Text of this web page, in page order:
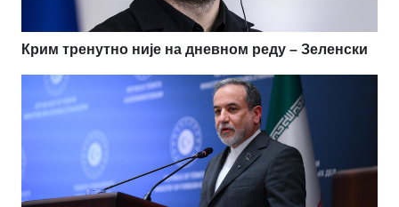
Крим тренутно није на дневном реду – Зеленски